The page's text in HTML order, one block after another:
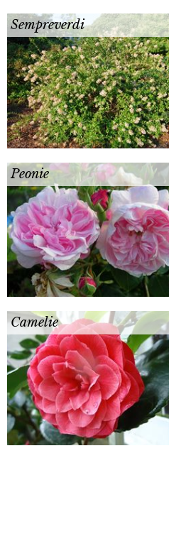
Sempreverdi
Peonie
Camelie